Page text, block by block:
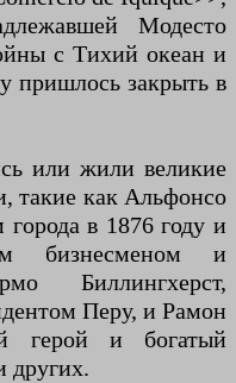
Модесто
с Тихий океан и
пришлось закрыть в
или жили великие
такие как Альфонсо
в 1876 году и
бизнесменом и
Биллингхерст,
Перу, и Рамон
герой и богатый
других.